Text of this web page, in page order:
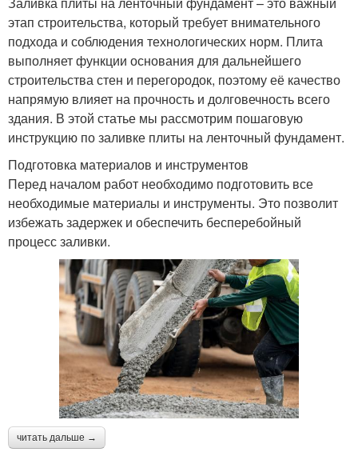
этап строительства, который требует внимательного
подхода и соблюдения технологических норм. Плита
выполняет функции основания для дальнейшего
строительства стен и перегородок, поэтому её качество
напрямую влияет на прочность и долговечность всего
здания. В этой статье мы рассмотрим пошаговую
инструкцию по заливке плиты на ленточный фундамент.
Подготовка материалов и инструментов
Перед началом работ необходимо подготовить все
необходимые материалы и инструменты. Это позволит
избежать задержек и обеспечить бесперебойный
процесс заливки.
читать дальше →